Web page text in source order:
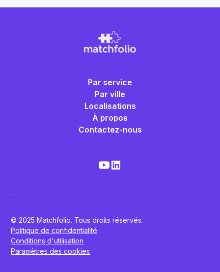
Par service
Par ville
Localisations
À propos
Contactez-nous
© 2025 Matchfolio. Tous droits réservés.
Politique de confidentialité
Conditions d'utilisation
Paramètres des cookies